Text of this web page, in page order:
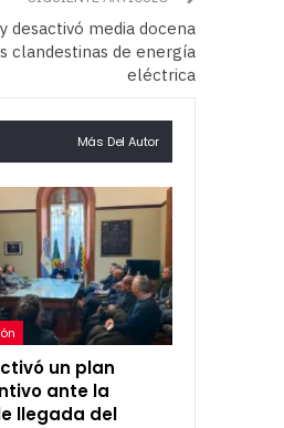
desactivó media docena
clandestinas de energía
eléctrica
Más Del Autor
un plan
ante la
llegada del